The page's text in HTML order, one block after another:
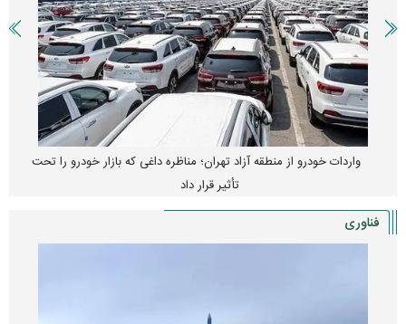
واردات خودرو از منطقه آزاد تهران؛ مناظره داغی که بازار خودرو را تحت
تأثیر قرار داد
فناوری